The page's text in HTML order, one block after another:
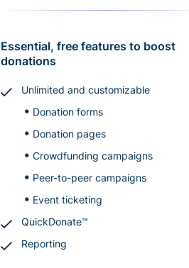
Essential, free features to boost
donations
Unlimited and customizable
Donation forms
Donation pages
Crowdfunding campaigns
Peer-to-peer campaigns
Event ticketing
QuickDonate™
Reporting